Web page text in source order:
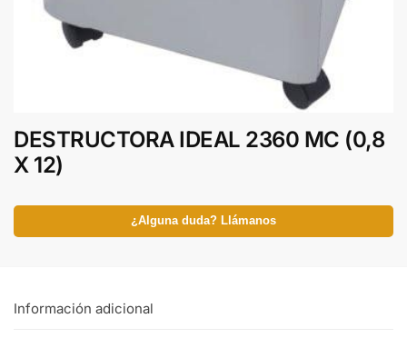
DESTRUCTORA IDEAL 2360 MC (0,8
X 12)
¿Alguna duda? Llámanos
Información adicional